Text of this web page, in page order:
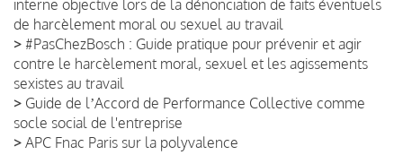
interne objective lors de la dénonciation de faits éventuels
de harcèlement moral ou sexuel au travail
> #PasChezBosch : Guide pratique pour prévenir et agir
contre le harcèlement moral, sexuel et les agissements
sexistes au travail
> Guide de lʼAccord de Performance Collective comme
socle social de l'entreprise
> APC Fnac Paris sur la polyvalence